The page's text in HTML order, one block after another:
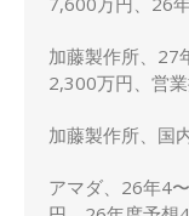
加藤製作所、27
2,300万円、営
加藤製作所、国
アマダ、26年4